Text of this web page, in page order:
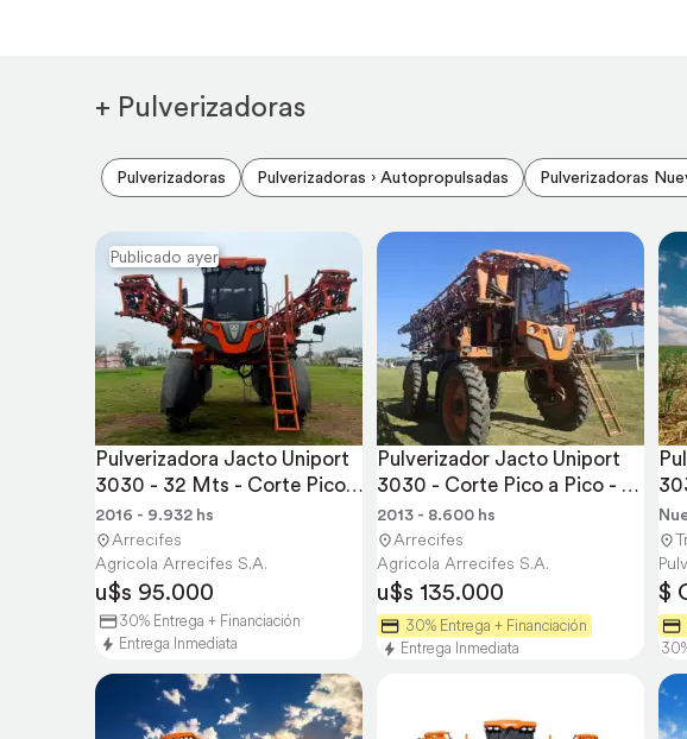
+ Pulverizadoras
Pulverizadoras Pulverizadoras › Autopropulsadas Pulverizadoras
Publicado ayer
Pulverizadora Jacto Uniport
3030 - 32 Mts - Corte Pico a
PIC
2016 - 9.932 hs
Arrecifes
Agricola Arrecifes S.A.
u$s 95.000
30% Entrega + Financiación
Entrega Inmediata
Pulverizador Jacto Uniport
3030 - Corte Pico a Pico -
32 Mts
2013 - 8.600 hs
Arrecifes
Agricola Arrecifes S.A.
u$s 135.000
30% Entrega + Financiación
Entrega Inmediata
$